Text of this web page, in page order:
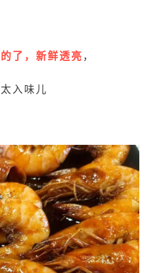
了，新鲜透亮 ，
入味儿